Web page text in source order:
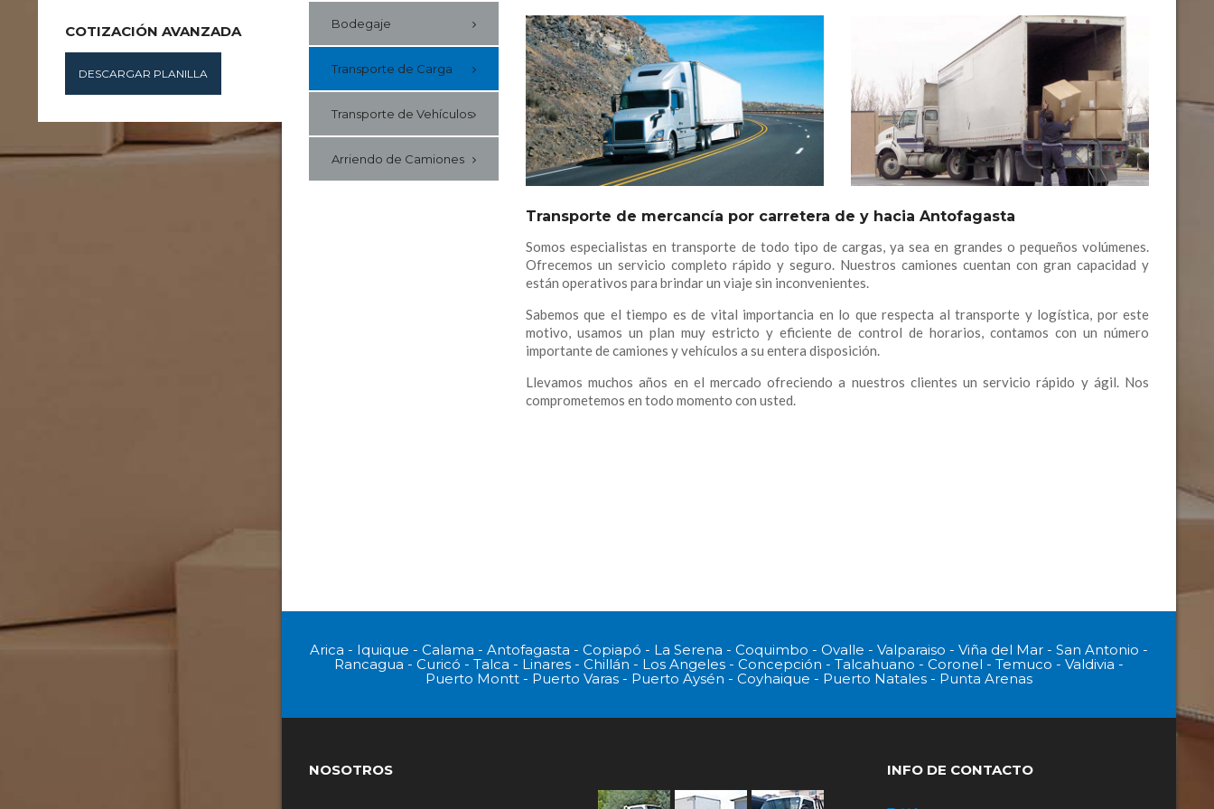
COTIZACIÓN AVANZADA
DESCARGAR PLANILLA
Bodegaje
Transporte de Carga
Transporte de Vehículos
Arriendo de Camiones
Transporte de mercancía por carretera de y hacia Antofagasta
Somos especialistas en transporte de todo tipo de cargas, ya sea en grandes o pequeños volúmenes.
Ofrecemos un servicio completo rápido y seguro. Nuestros camiones cuentan con gran capacidad y
están operativos para brindar un viaje sin inconvenientes.
Sabemos que el tiempo es de vital importancia en lo que respecta al transporte y logística, por este
motivo, usamos un plan muy estricto y eficiente de control de horarios, contamos con un número
importante de camiones y vehículos a su entera disposición.
Llevamos muchos años en el mercado ofreciendo a nuestros clientes un servicio rápido y ágil. Nos
comprometemos en todo momento con usted.
Arica - Iquique - Calama - Antofagasta - Copiapó - La Serena - Coquimbo - Ovalle - Valparaiso - Viña del Mar - San Antonio -
Rancagua - Curicó - Talca - Linares - Chillán - Los Angeles - Concepción - Talcahuano - Coronel - Temuco - Valdivia -
Puerto Montt - Puerto Varas - Puerto Aysén - Coyhaique - Puerto Natales - Punta Arenas
NOSOTROS INFO DE CONTACTO